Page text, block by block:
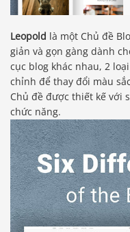
Leopold là một Chủ đề
giản và gọn gàng dành
cục blog khác nhau, 2
chỉnh để thay đổi màu
Chủ đề được thiết kế với
chức năng.